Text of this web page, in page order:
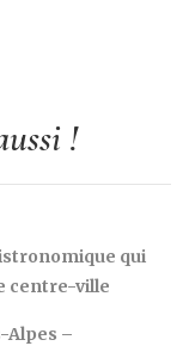
!
qui
centre-ville
Alpes –